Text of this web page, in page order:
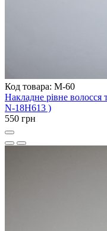
Код товара: M-60
Накладне рівне волосся
N-18H613 )
550 грн